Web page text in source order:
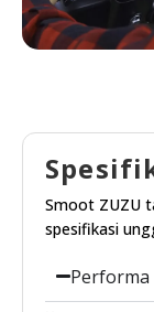
Smoot ZUZU
spesifikasi
Performa